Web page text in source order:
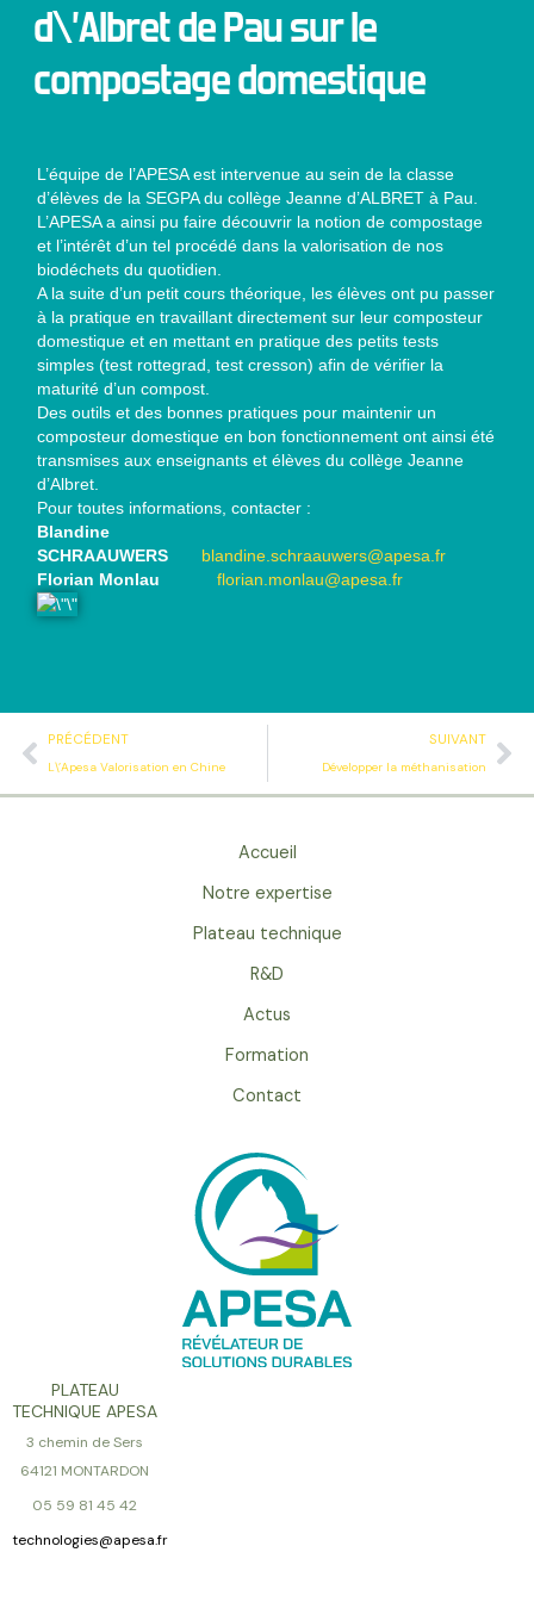
d\’Albret de Pau sur le
compostage domestique
L’équipe de l’APESA est intervenue au sein de la classe
d’élèves de la SEGPA du collège Jeanne d’ALBRET à Pau.
L’APESA a ainsi pu faire découvrir la notion de compostage
et l’intérêt d’un tel procédé dans la valorisation de nos
biodéchets du quotidien.
A la suite d’un petit cours théorique, les élèves ont pu passer
à la pratique en travaillant directement sur leur composteur
domestique et en mettant en pratique des petits tests
simples (test rottegrad, test cresson) afin de vérifier la
maturité d’un compost.
Des outils et des bonnes pratiques pour maintenir un
composteur domestique en bon fonctionnement ont ainsi été
transmises aux enseignants et élèves du collège Jeanne
d’Albret.
Pour toutes informations, contacter :
Blandine
SCHRAAUWERS
blandine.schraauwers@apesa.fr
Florian Monlau
florian.monlau@apesa.fr
Précédent
PRÉCÉDENT
L\’Apesa Valorisation en Chine
SUIVANT
Développer la méthanisation
Accueil
Notre expertise
Plateau technique
R&D
Actus
Formation
Contact
PLATEAU
TECHNIQUE APESA
3 chemin de Sers
64121 MONTARDON
05 59 81 45 42
technologies@apesa.fr